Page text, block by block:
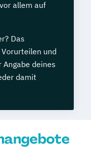
allem auf
Das
und
deines
damit